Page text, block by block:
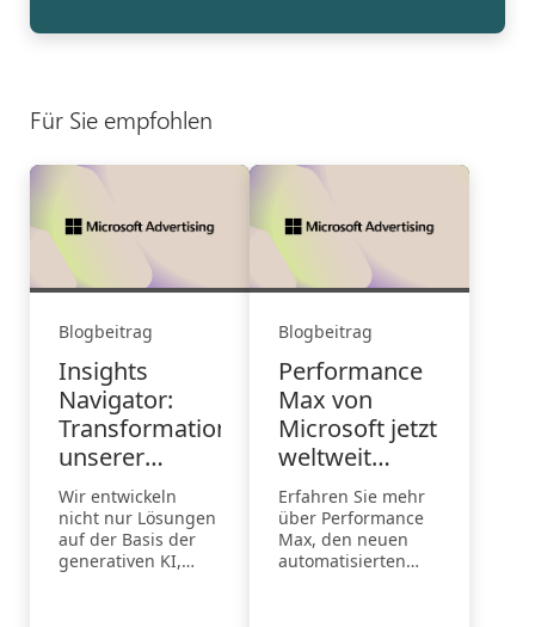
Für Sie empfohlen
Blogbeitrag
Insights
Navigator:
Transformation
unserer
operativen
Abläufe mit
generativer KI
Wir entwickeln
nicht nur Lösungen
auf der Basis der
generativen KI,
Blogbeitrag
Performance
Max von
Microsoft jetzt
weltweit
verfügbar
Erfahren Sie mehr
über Performance
Max, den neuen
automatisierten